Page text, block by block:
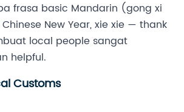
frasa basic Mandarin (gong xi
New Year, xie xie — thank
local people sangat
helpful.
Customs